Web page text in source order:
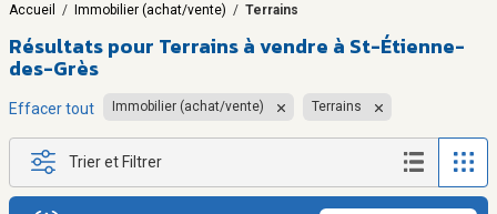
Accueil / Immobilier (achat/vente) / Terrains
Résultats pour Terrains à vendre à St-Étienne-
des-Grès
Effacer tout Immobilier (achat/vente) Terrains
Trier et Filtrer